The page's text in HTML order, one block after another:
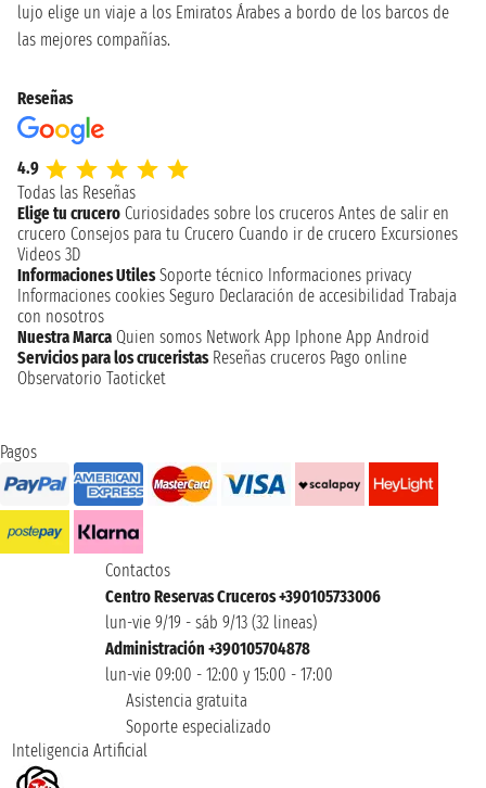
lujo elige un viaje a los Emiratos Árabes a bordo de los barcos de
las mejores compañías.
Reseñas
4.9
Todas las Reseñas
Elige tu crucero Curiosidades sobre los cruceros Antes de salir en
crucero Consejos para tu Crucero Cuando ir de crucero Excursiones
Videos 3D
Informaciones Utiles Soporte técnico Informaciones privacy
Informaciones cookies Seguro Declaración de accesibilidad Trabaja
con nosotros
Nuestra Marca Quien somos Network App Iphone App Android
Servicios para los cruceristas Reseñas cruceros Pago online
Observatorio Taoticket
Pagos
Contactos
Centro Reservas Cruceros +390105733006
lun-vie 9/19 - sáb 9/13 (32 lineas)
Administración +390105704878
lun-vie 09:00 - 12:00 y 15:00 - 17:00
Asistencia gratuita
Soporte especializado
Inteligencia Artificial